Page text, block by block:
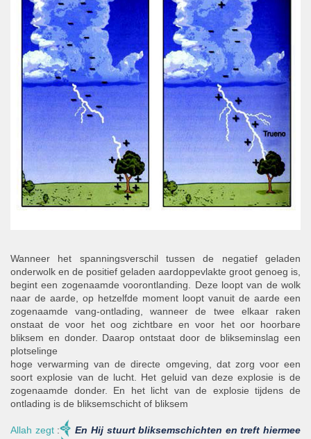
Wanneer het spanningsverschil tussen de negatief geladen
onderwolk en de positief geladen aardoppevlakte groot genoeg is,
begint een zogenaamde voorontlanding. Deze loopt van de wolk
naar de aarde, op hetzelfde moment loopt vanuit de aarde een
zogenaamde vang-ontlading, wanneer de twee elkaar raken
onstaat de voor het oog zichtbare en voor het oor hoorbare
bliksem en donder. Daarop ontstaat door de blikseminslag een
plotselinge
hoge verwarming van de directe omgeving, dat zorg voor een
soort explosie van de lucht. Het geluid van deze explosie is de
zogenaamde donder. En het licht van de explosie tijdens de
ontlading is de bliksemschicht of bliksem
Allah zegt:
En Hij stuurt bliksemschichten en treft hiermee